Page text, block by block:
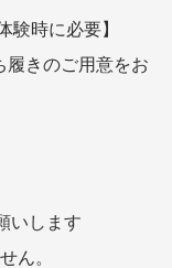
時に必要】
履きのご用意をお
いします
ん。